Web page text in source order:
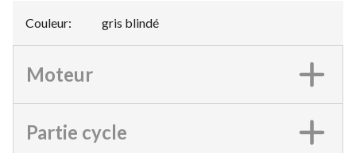
Couleur: gris blindé
Moteur
Partie cycle